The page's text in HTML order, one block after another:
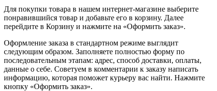
Для покупки товара в нашем интернет-магазине выберите
понравившийся товар и добавьте его в корзину. Далее
перейдите в Корзину и нажмите на «Оформить заказ».
Оформление заказа в стандартном режиме выглядит
следующим образом. Заполняете полностью форму по
последовательным этапам: адрес, способ доставки, оплаты,
данные о себе. Советуем в комментарии к заказу написать
информацию, которая поможет курьеру вас найти. Нажмите
кнопку «Оформить заказ».